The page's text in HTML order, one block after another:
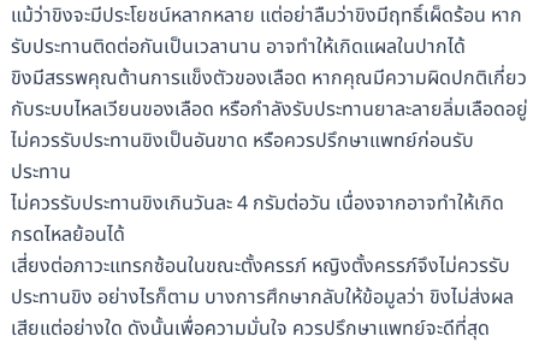
แม้ว่าขิงจะมีประโยชน์หลากหลาย แต่อย่าลืมว่าขิงมีฤทธิ์เผ็ดร้อน หาก
รับประทานติดต่อกันเป็นเวลานาน อาจทำให้เกิดแผลในปากได้
ขิงมีสรรพคุณต้านการแข็งตัวของเลือด หากคุณมีความผิดปกติเกี่ยว
กับระบบไหลเวียนของเลือด หรือกำลังรับประทานยาละลายลิ่มเลือดอยู่
ไม่ควรรับประทานขิงเป็นอันขาด หรือควรปรึกษาแพทย์ก่อนรับ
ประทาน
ไม่ควรรับประทานขิงเกินวันละ 4 กรัมต่อวัน เนื่องจากอาจทำให้เกิด
กรดไหลย้อนได้
เสี่ยงต่อภาวะแทรกซ้อนในขณะตั้งครรภ์ หญิงตั้งครรภ์จึงไม่ควรรับ
ประทานขิง อย่างไรก็ตาม บางการศึกษากลับให้ข้อมูลว่า ขิงไม่ส่งผล
เสียแต่อย่างใด ดังนั้นเพื่อความมั่นใจ ควรปรึกษาแพทย์จะดีที่สุด